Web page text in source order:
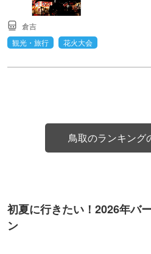
倉吉
観光・旅行
花火大会
鳥取のランキング
初夏に行きたい！2026年バ
ン